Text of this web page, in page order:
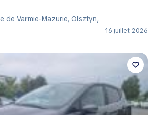
de Varmie-Mazurie, Olsztyn,
16 juillet 2026